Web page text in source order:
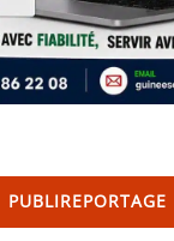
PUBLIREPORTAGE